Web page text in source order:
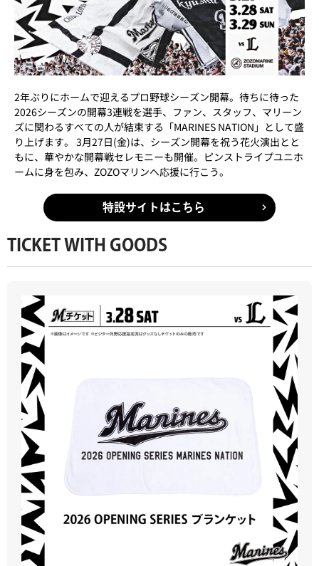
2年ぶりにホームで迎えるプロ野球シーズン開幕。待ちに待った
2026シーズンの開幕3連戦を選手、ファン、スタッフ、マリーン
ズに関わるすべての人が結束する「MARINES NATION」として盛
り上げます。 3月27日(金)は、シーズン開幕を祝う花火演出とと
もに、華やかな開幕戦セレモニーも開催。ピンストライプユニホ
ームに身を包み、ZOZOマリンへ応援に行こう。
特設サイトはこちら
TICKET WITH GOODS